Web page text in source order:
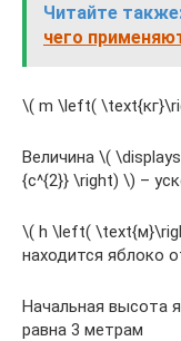
Читайте
чего
\( m \left(
Величина \(
{c^{2}} \right) \) –
\( h \left(
находится яблоко
Начальная высота
равна 3 метрам